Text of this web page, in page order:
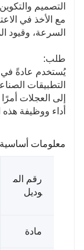
التصميم
مع الأخذ في
السرعة، وقيود
طلب:
يُستخدم عادةً في
التطبيقات
إلى العجلات
أداء ووظيفة هذه
معلومات
رقم الم
وديل
مادة